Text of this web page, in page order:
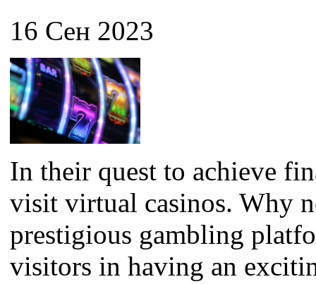
16 Сен 2023
In their quest to achieve
visit virtual casinos. Why
prestigious gambling
visitors in having an